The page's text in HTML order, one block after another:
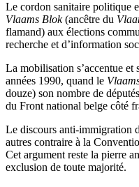
Le cordon sanitaire politique
Vlaams Blok(ancêtre du
flamand) aux élections
recherche et d’information
La mobilisation s’accentue et
années 1990, quand le
douze) son nombre de
du Front national belge côté
Le discours anti-immigration
autres contraire à la
Cet argument reste la pierre
exclusion de toute majorité.